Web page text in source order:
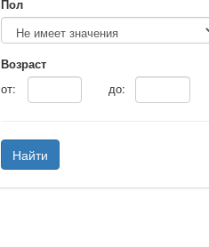
Пол
Возраст
от:
до:
Найти